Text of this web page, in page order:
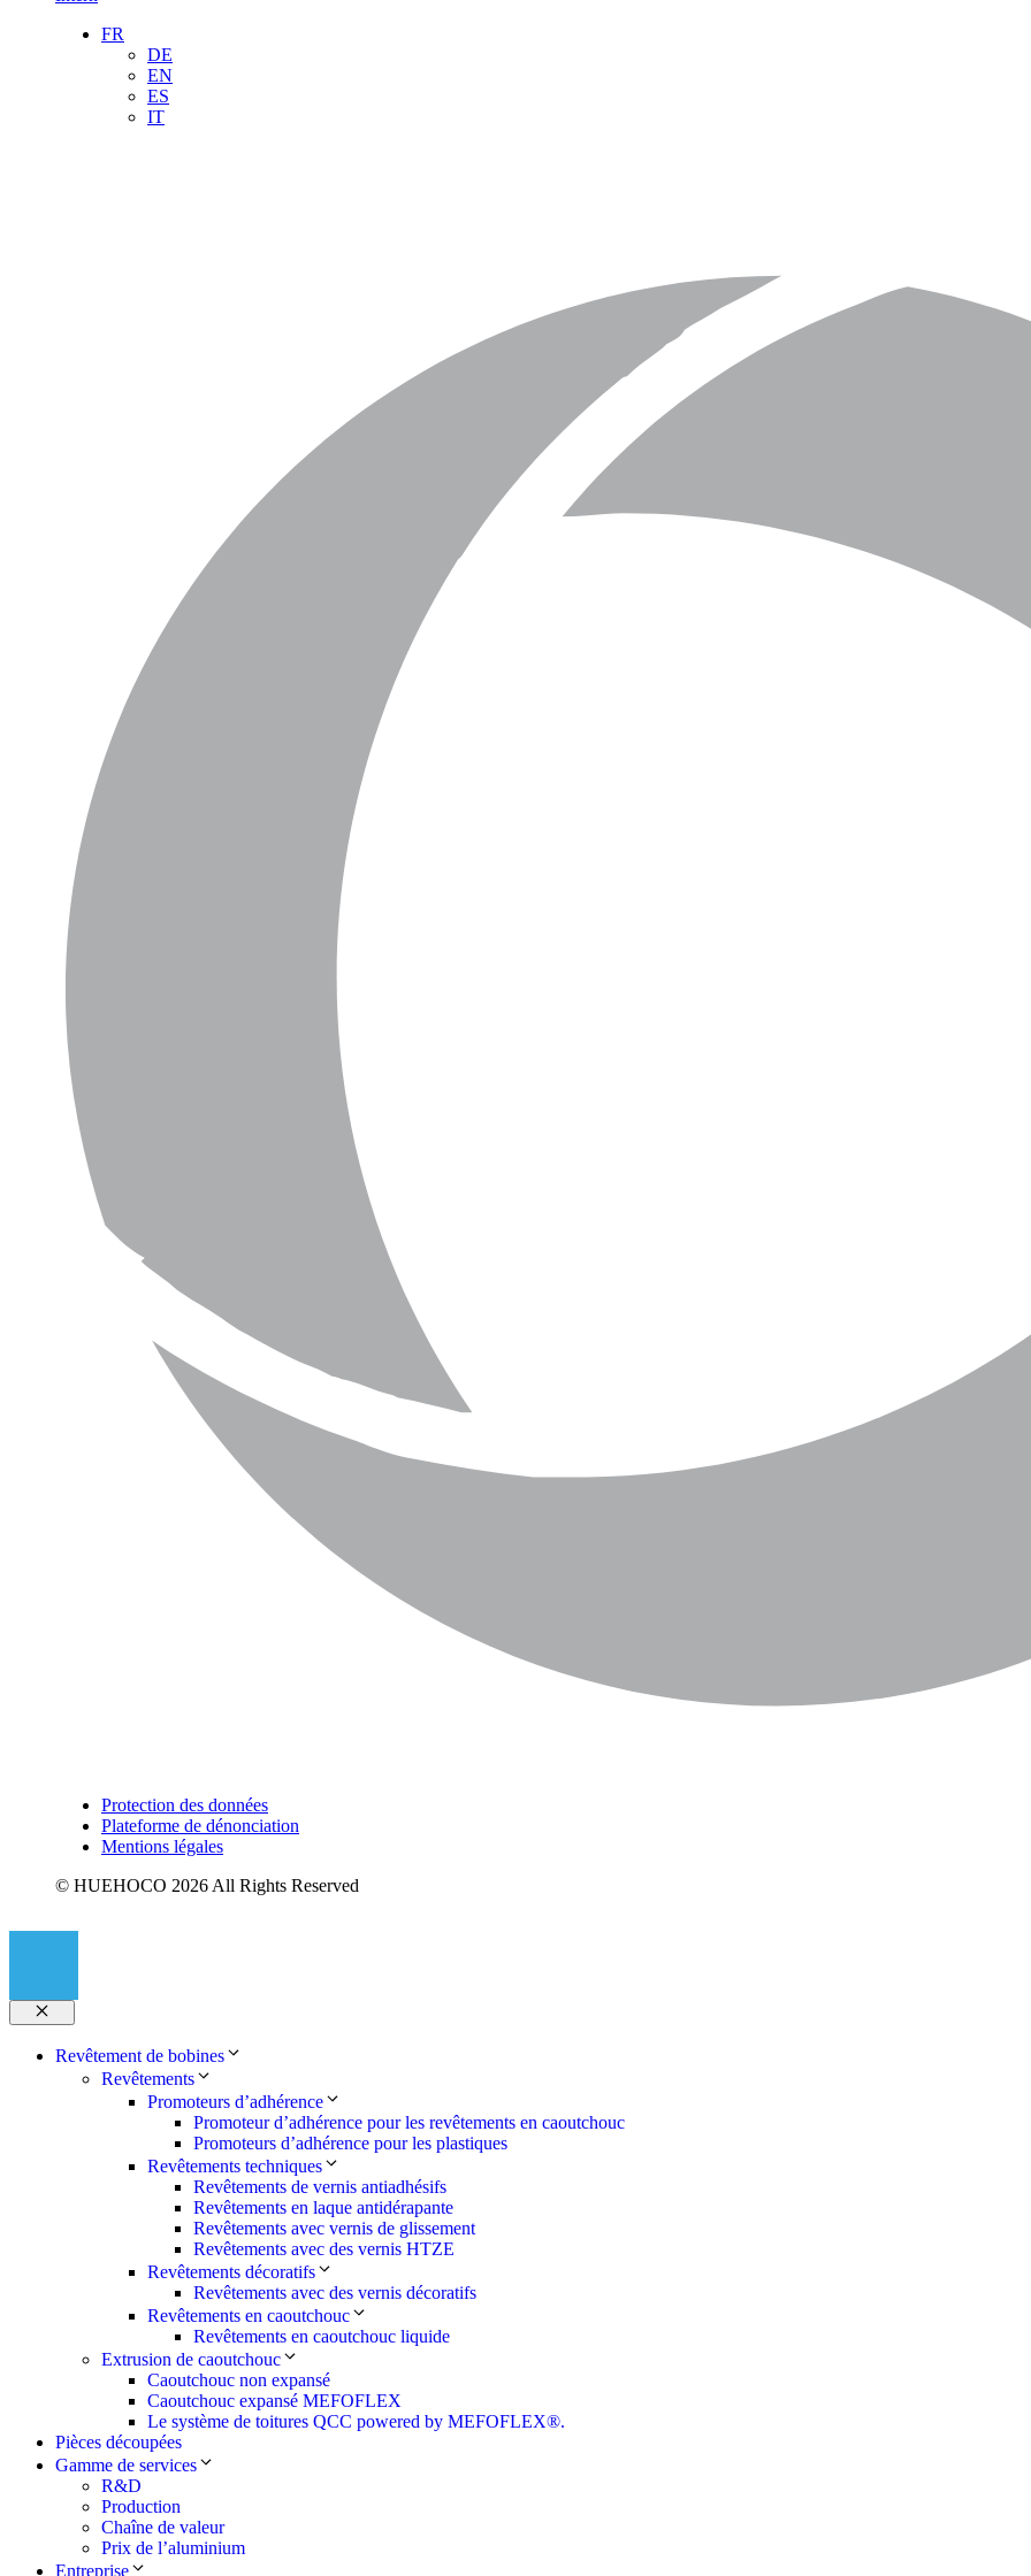
FR
DE
EN
ES
IT
Protection des données
Plateforme de dénonciation
Mentions légales
© HUEHOCO 2026 All Rights Reserved
Fermer
Revêtement de bobines
Revêtements
Promoteurs d’adhérence
Promoteur d’adhérence pour les revêtements en caoutchouc
Promoteurs d’adhérence pour les plastiques
Revêtements techniques
Revêtements de vernis antiadhésifs
Revêtements en laque antidérapante
Revêtements avec vernis de glissement
Revêtements avec des vernis HTZE
Revêtements décoratifs
Revêtements avec des vernis décoratifs
Revêtements en caoutchouc
Revêtements en caoutchouc liquide
Extrusion de caoutchouc
Caoutchouc non expansé
Caoutchouc expansé MEFOFLEX
Le système de toitures QCC powered by MEFOFLEX®.
Pièces découpées
Gamme de services
R&D
Production
Chaîne de valeur
Prix de l’aluminium
Entreprise